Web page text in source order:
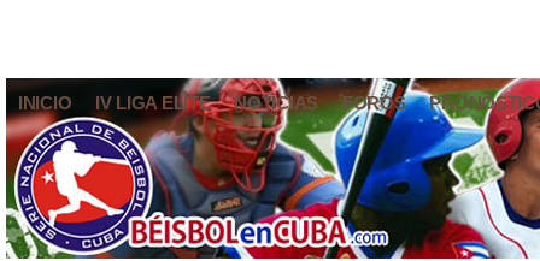
INICIO IV LIGA ELITE NOTICIAS FOROS